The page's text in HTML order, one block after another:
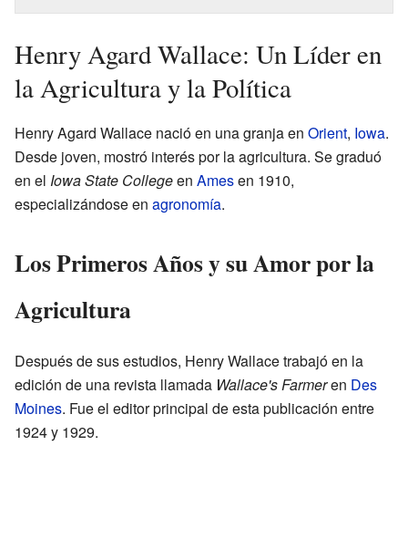
Henry Agard Wallace: Un Líder en
la Agricultura y la Política
Henry Agard Wallace nació en una granja en Orient, Iowa.
Desde joven, mostró interés por la agricultura. Se graduó
en el Iowa State Collegeen Amesen 1910,
especializándose en agronomía.
Los Primeros Años y su Amor por la
Agricultura
Después de sus estudios, Henry Wallace trabajó en la
edición de una revista llamada Wallace's Farmeren Des
Moines. Fue el editor principal de esta publicación entre
1924 y 1929.